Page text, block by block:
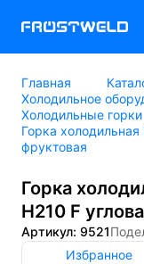
Главная
Холодильное
Холодильные горки
Горка холодильная
фруктовая
Горка
H210 F
Артикул: 9521
Избранное